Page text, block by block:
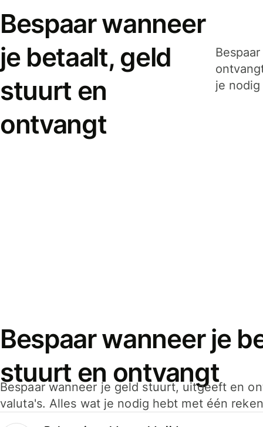
Bespaar wanneer
je betaalt, geld
stuurt en
ontvangt
je
Bespaar wanneer je
stuurt en ontvangt
Bespaar wanneer je geld stuurt, uitgeeft en
valuta's. Alles wat je nodig hebt met één